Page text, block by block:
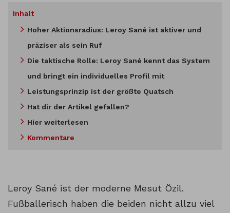
Inhalt
Hoher Aktionsradius: Leroy Sané ist aktiver und
präziser als sein Ruf
Die taktische Rolle: Leroy Sané kennt das System
und bringt ein individuelles Profil mit
Leistungsprinzip ist der größte Quatsch
Hat dir der Artikel gefallen?
Hier weiterlesen
Kommentare
Leroy Sané ist der moderne Mesut Özil.
Fußballerisch haben die beiden nicht allzu viel